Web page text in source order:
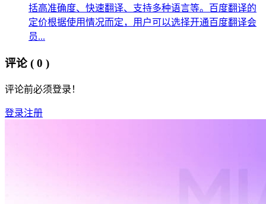
括高准确度、快速翻译、支持多种语言等。百度翻译的
定价根据使用情况而定，用户可以选择开通百度翻译会
员...
评论 ( 0 )
评论前必须登录！
登录注册